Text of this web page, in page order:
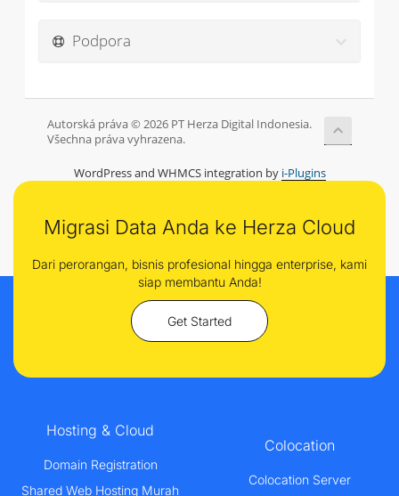
Podpora
Autorská práva © 2026 PT Herza Digital Indonesia.
Všechna práva vyhrazena.
WordPress and WHMCS integration by i-Plugins
Migrasi Data Anda ke Herza Cloud
Dari perorangan, bisnis profesional hingga enterprise, kami
siap membantu Anda!
Get Started
Hosting & Cloud
Domain Registration
Shared Web Hosting Murah
Colocation
Colocation Server